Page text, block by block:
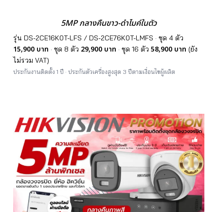
5MP กลางคืนขาว-ดำไมค์ในตัว
รุ่น DS-2CE16K0T-LFS / DS-2CE76K0T-LMFS · ชุด 4 ตัว
15,900 บาท · ชุด 8 ตัว 29,900 บาท · ชุด 16 ตัว 58,900 บาท (ยัง
ไม่รวม VAT)
ประกันงานติดตั้ง 1 ปี · ประกันตัวเครื่องสูงสุด 3 ปีตามเงื่อนไขผู้ผลิต